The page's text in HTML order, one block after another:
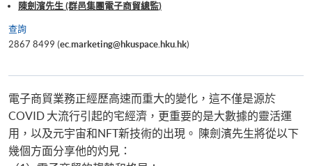
陳劍濱先生 (群邑集團電子商貿總監)
查詢
2867 8499 (ec.marketing@hkuspace.hku.hk)
電子商貿業務正經歷高速而重大的變化，這不僅是源於
COVID 大流行引起的宅經濟，更重要的是大數據的靈活運
用，以及元宇宙和NFT新技術的出現。 陳劍濱先生將從以下
幾個方面分享他的灼見：